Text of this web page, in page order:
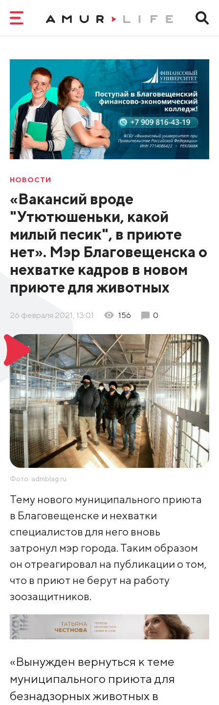
НОВОСТИ
«Вакансий вроде
"Утютюшеньки, какой
милый песик", в приюте
нет». Мэр Благовещенска о
нехватке кадров в новом
приюте для животных
26 февраля 2021, 13:01 156 0
Фото: admblag.ru
Тему нового муниципального приюта
в Благовещенске и нехватки
специалистов для него вновь
затронул мэр города. Таким образом
он отреагировал на публикации о том,
что в приют не берут на работу
зоозащитников.
«Вынужден вернуться к теме
муниципального приюта для
безнадзорных животных в